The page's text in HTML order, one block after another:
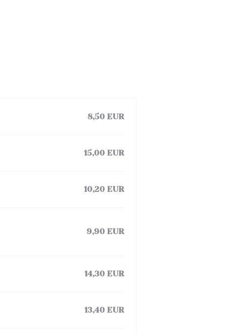
8,50 EUR
15,00 EUR
10,20 EUR
9,90 EUR
14,30 EUR
13,40 EUR